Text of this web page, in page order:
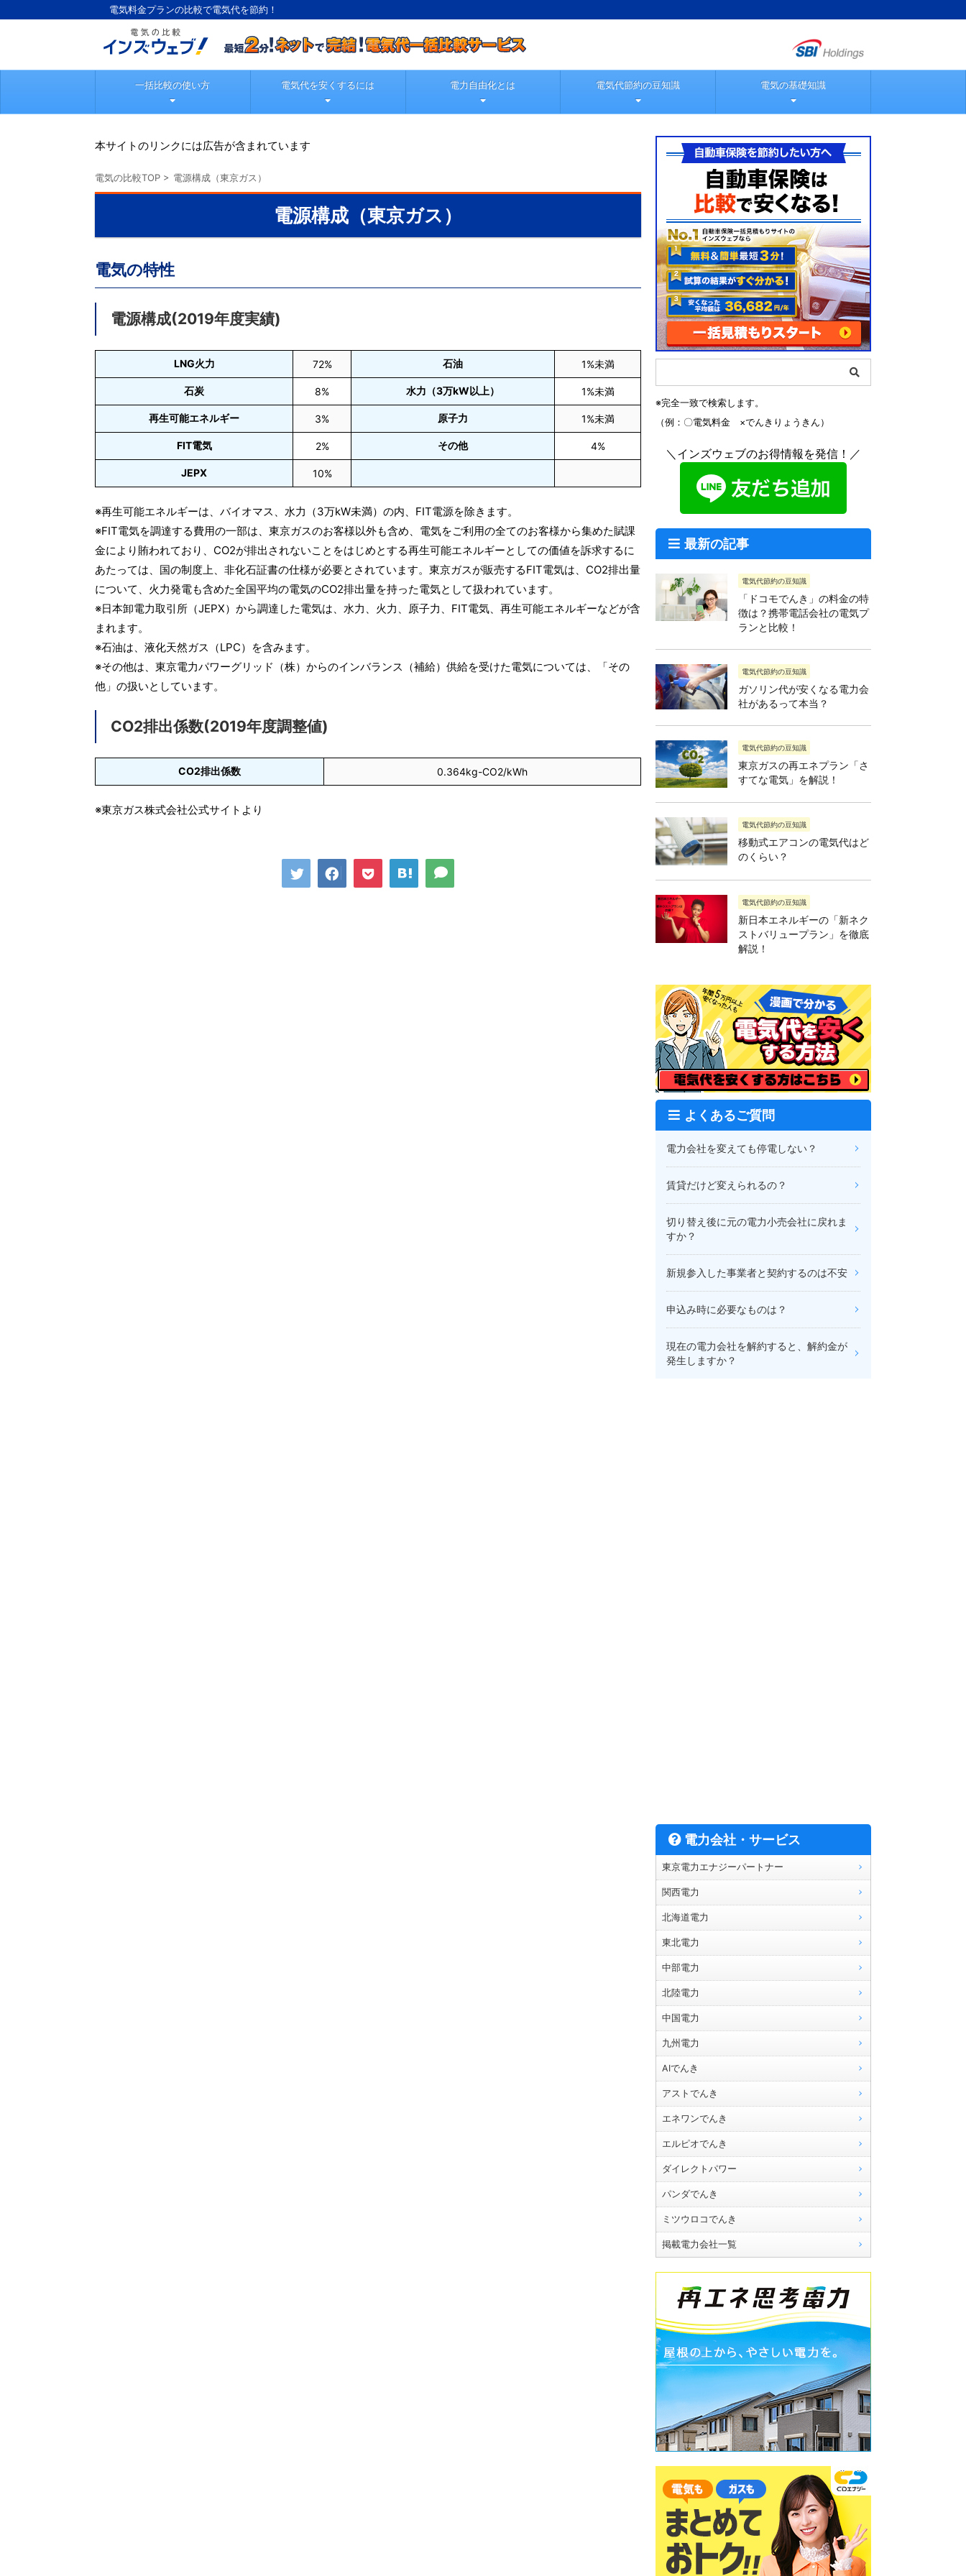
電気料金プランの比較で電気代を節約！
一括比較の使い方 電気代を安くするには 電力自由化とは 電気代節約の豆知識 電気の基礎知識
本サイトのリンクには広告が含まれています
電気の比較TOP > 電源構成（東京ガス）
電源構成（東京ガス）
電気の特性
電源構成(2019年度実績)
LNG火力 72% 石油 1%未満
石炭 8% 水力（3万kW以上） 1%未満
再生可能エネルギー 3% 原子力 1%未満
FIT電気 2% その他 4%
JEPX 10%
※再生可能エネルギーは、バイオマス、水力（3万kW未満）の内、FIT電源を除きます。
※FIT電気を調達する費用の一部は、東京ガスのお客様以外も含め、電気をご利用の全てのお客様から集めた賦課
金により賄われており、CO2が排出されないことをはじめとする再生可能エネルギーとしての価値を訴求するに
あたっては、国の制度上、非化石証書の仕様が必要とされています。東京ガスが販売するFIT電気は、CO2排出量
について、火力発電も含めた全国平均の電気のCO2排出量を持った電気として扱われています。
※日本卸電力取引所（JEPX）から調達した電気は、水力、火力、原子力、FIT電気、再生可能エネルギーなどが含
まれます。
※石油は、液化天然ガス（LPC）を含みます。
※その他は、東京電力パワーグリッド（株）からのインバランス（補給）供給を受けた電気については、「その
他」の扱いとしています。
CO2排出係数(2019年度調整値)
CO2排出係数 0.364kg-CO2/kWh
※東京ガス株式会社公式サイトより
※完全一致で検索します。
（例：〇電気料金 ×でんきりょうきん）
＼インズウェブのお得情報を発信！／
最新の記事
電気代節約の豆知識
「ドコモでんき」の料金の特
徴は？携帯電話会社の電気プ
ランと比較！
電気代節約の豆知識
ガソリン代が安くなる電力会
社があるって本当？
電気代節約の豆知識
東京ガスの再エネプラン「さ
すてな電気」を解説！
電気代節約の豆知識
移動式エアコンの電気代はど
のくらい？
電気代節約の豆知識
新日本エネルギーの「新ネク
ストバリュープラン」を徹底
解説！
よくあるご質問
電力会社を変えても停電しない？
賃貸だけど変えられるの？
切り替え後に元の電力小売会社に戻れま
すか？
新規参入した事業者と契約するのは不安
申込み時に必要なものは？
現在の電力会社を解約すると、解約金が
発生しますか？
電力会社・サービス
東京電力エナジーパートナー
関西電力
北海道電力
東北電力
中部電力
北陸電力
中国電力
九州電力
AIでんき
アストでんき
エネワンでんき
エルピオでんき
ダイレクトパワー
パンダでんき
ミツウロコでんき
掲載電力会社一覧